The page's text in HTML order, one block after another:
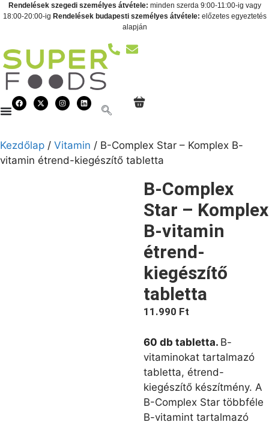
Rendelések szegedi személyes átvétele: minden szerda 9:00-11:00-ig vagy
18:00-20:00-ig Rendelések budapesti személyes átvétele: előzetes egyeztetés
alapján
Kezdőlap / Vitamin / B-Complex Star – Komplex B-
vitamin étrend-kiegészítő tabletta
B-Complex
Star – Komplex
B-vitamin
étrend-
kiegészítő
tabletta
11.990 Ft
60 db tabletta. B-
vitaminokat tartalmazó
tabletta, étrend-
kiegészítő készítmény. A
B-Complex Star többféle
B-vitamint tartalmazó